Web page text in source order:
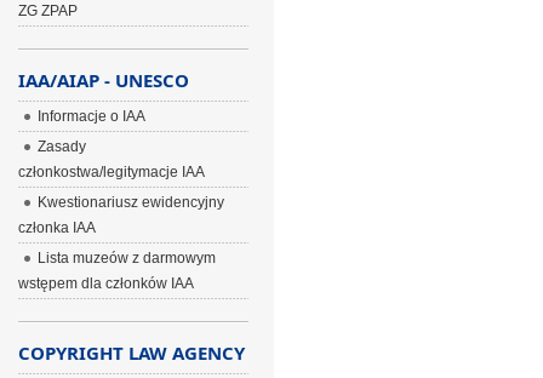
ZG ZPAP
IAA/AIAP - UNESCO
Informacje o IAA
Zasady
członkostwa/legitymacje IAA
Kwestionariusz ewidencyjny
członka IAA
Lista muzeów z darmowym
wstępem dla członków IAA
COPYRIGHT LAW AGENCY